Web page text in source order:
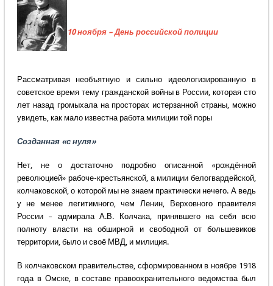
10 ноября – День российской полиции
Рассматривая необъятную и сильно идеологизированную в
советское время тему гражданской войны в России, которая сто
лет назад громыхала на просторах истерзанной страны, можно
увидеть, как мало известна работа милиции той поры
Созданная «с нуля»
Нет, не о достаточно подробно описанной «рождённой
революцией» рабоче-крестьянской, а милиции белогвардейской,
колчаковской, о которой мы не знаем практически нечего. А ведь
у не менее легитимного, чем Ленин, Верховного правителя
России – адмирала А.В. Колчака, принявшего на себя всю
полноту власти на обширной и свободной от большевиков
территории, было и своё МВД, и милиция.
В колчаковском правительстве, сформированном в ноябре 1918
года в Омске, в составе правоохранительного ведомства был